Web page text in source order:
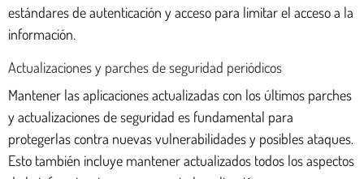
estándares de autenticación y acceso para limitar el acceso a la
información.
Actualizaciones y parches de seguridad periódicos
Mantener las aplicaciones actualizadas con los últimos parches
y actualizaciones de seguridad es fundamental para
protegerlas contra nuevas vulnerabilidades y posibles ataques.
Esto también incluye mantener actualizados todos los aspectos